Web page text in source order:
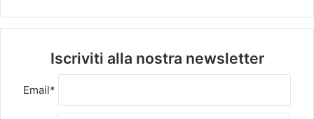
Iscriviti alla nostra newsletter
Email*